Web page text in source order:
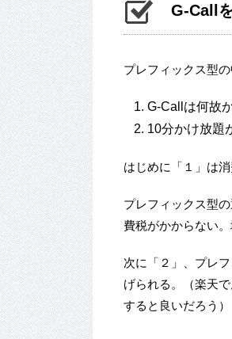
G-Call
プレフィックス型
G-Callは何故
10分かけ放題
はじめに「１」は消
プレフィックス型
費税がかからない
次に「２」、プレ
げられる。（楽天
すると良いだろう）